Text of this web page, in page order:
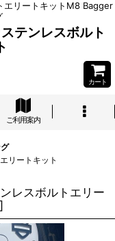
エリートキットM8 Bagger
テンレスボルト
カート
ご利用案内
リートキット
レスボルトエリー
]